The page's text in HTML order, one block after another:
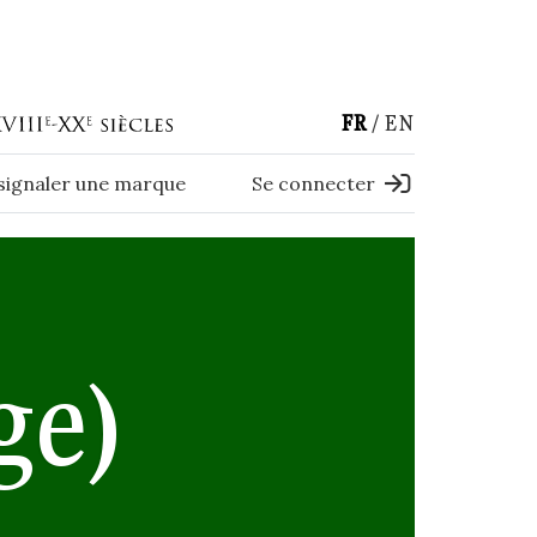
FR EN
une marque Se connecter